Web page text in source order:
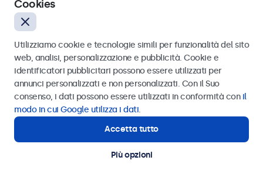
Touchscreen 24 Pollici Metallo
Articolo:24TS7M
100+ pezzi disponibili
Pannello multi-touch Full HD
Connessioni: HDMI, DisplayPort, USB-C, VGA
Montaggio: scrivania, parete, incasso
Dimensioni esterne: 576 x 348 x 44 mm
Inviare
Oppure chiamaci al
Contatta i nostri esperti
Cookies
Utilizziamo cookie e tecnologie simili per funzionalità del sito
web, analisi, personalizzazione e pubblicità. Cookie e
identificatori pubblicitari possono essere utilizzati per
annunci personalizzati e non personalizzati. Con il Suo
consenso, i dati possono essere utilizzati in conformità con il
modo in cui Google utilizza i dati.
Accetta tutto
Più opzioni